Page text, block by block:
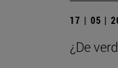
17 | 05 |
¿De